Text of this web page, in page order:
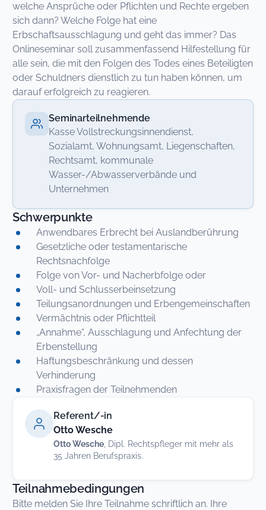
welche Ansprüche oder Pflichten und Rechte ergeben
sich dann? Welche Folge hat eine
Erbschaftsausschlagung und geht das immer? Das
Onlineseminar soll zusammenfassend Hilfestellung für
alle sein, die mit den Folgen des Todes eines Beteiligten
oder Schuldners dienstlich zu tun haben können, um
darauf erfolgreich zu reagieren.
Seminarteilnehmende
Kasse Vollstreckungsinnendienst,
Sozialamt, Wohnungsamt, Liegenschaften,
Rechtsamt, kommunale
Wasser-/Abwasserverbände und
Unternehmen
Schwerpunkte
Anwendbares Erbrecht bei Auslandberührung
Gesetzliche oder testamentarische
Rechtsnachfolge
Folge von Vor- und Nacherbfolge oder
Voll- und Schlusserbeinsetzung
Teilungsanordnungen und Erbengemeinschaften
Vermächtnis oder Pflichtteil
„Annahme“, Ausschlagung und Anfechtung der
Erbenstellung
Haftungsbeschränkung und dessen
Verhinderung
Praxisfragen der Teilnehmenden
Referent/-in
Otto Wesche
Otto Wesche , Dipl. Rechtspfleger mit mehr als
35 Jahren Berufspraxis.
Teilnahmebedingungen
Bitte melden Sie Ihre Teilnahme schriftlich an. Ihre